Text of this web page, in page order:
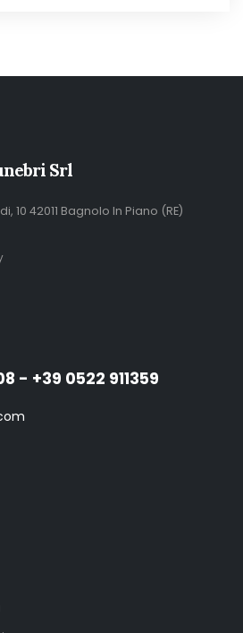
Srl
10 42011 Bagnolo In Piano (RE)
- +39 0522 911359